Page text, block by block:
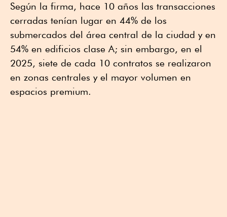
Según la firma, hace 10 años las transacciones
cerradas tenían lugar en 44% de los
submercados del área central de la ciudad y en
54% en edificios clase A; sin embargo, en el
2025, siete de cada 10 contratos se realizaron
en zonas centrales y el mayor volumen en
espacios premium.